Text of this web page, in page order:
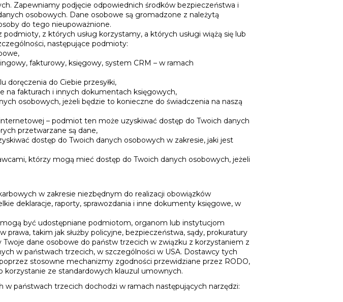
Zapewniamy podjęcie odpowiednich środków bezpieczeństwa i
osobowych. Dane osobowe są gromadzone z należytą
do tego nieupoważnione.
z których usług korzystamy, a których usługi wiążą się lub
następujące podmioty:
fakturowy, księgowy, system CRM – w ramach
do Ciebie przesyłki,
na fakturach i innych dokumentach księgowych,
osobowych, jeżeli będzie to konieczne do świadczenia na naszą
– podmiot ten może uzyskiwać dostęp do Twoich danych
przetwarzane są dane,
dostęp do Twoich danych osobowych w zakresie, jaki jest
którzy mogą mieć dostęp do Twoich danych osobowych, jeżeli
w zakresie niezbędnym do realizacji obowiązków
deklaracje, raporty, sprawozdania i inne dokumenty księgowe, w
być udostępniane podmiotom, organom lub instytucjom
takim jak służby policyjne, bezpieczeństwa, sądy, prokuratury
dane osobowe do państw trzecich w związku z korzystaniem z
w państwach trzecich, w szczególności w USA. Dostawcy tych
stosowne mechanizmy zgodności przewidziane przez RODO,
korzystanie ze standardowych klauzul umownych.
państwach trzecich dochodzi w ramach następujących narzędzi: